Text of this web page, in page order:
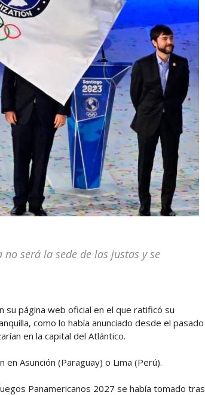
será la sede de las justas y se
su página web oficial en el que ratificó su
como lo había anunciado desde el pasado
en la capital del Atlántico.
Asunción (Paraguay) o Lima (Perú).
Panamericanos 2027 se había tomado tras